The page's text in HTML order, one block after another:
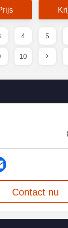
van E
4 5
10
Contact nu